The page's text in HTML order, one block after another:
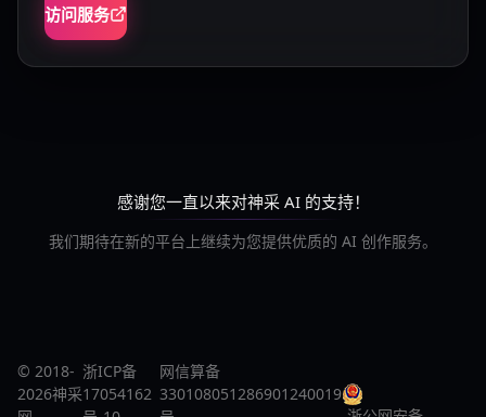
访问服务
感谢您一直以来对神采 AI 的支持！
我们期待在新的平台上继续为您提供优质的 AI 创作服务。
© 2018-
2026神采
浙ICP备
17054162
网信算备
330108051286901240019